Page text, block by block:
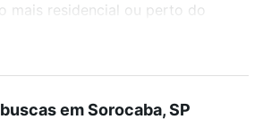
mais residencial ou perto do
com 1 quarto à venda
Sorocaba, SP para conquistar
sem compromisso e você
em Sorocaba, SP